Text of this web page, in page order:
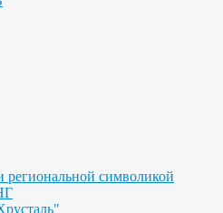
региональной символикой